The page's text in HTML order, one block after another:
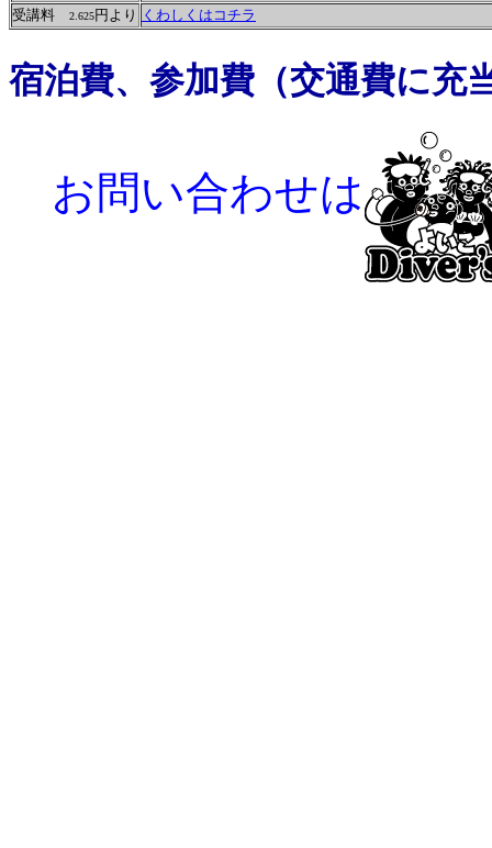
受講料
2.625円より くわしくはコチラ
宿泊費、参加費（交通費に充
お問い合わせは